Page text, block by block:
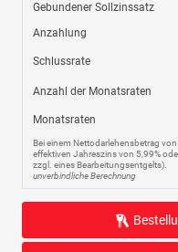
Gebundener Sollzinssatz
Anzahlung
Schlussrate
Anzahl der Monatsraten
Monatsraten
Bei einem Nettodarlehensbetrag
effektiven Jahreszins von 5,99%
zzgl. eines Bearbeitungsentgelts).
unverbindliche Berechnung